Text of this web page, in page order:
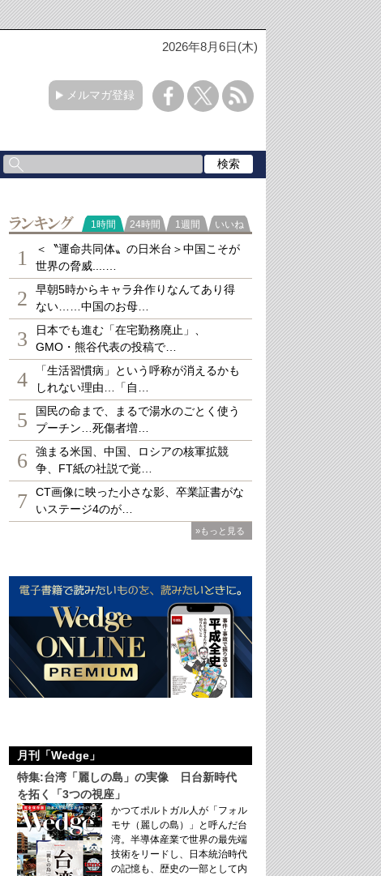
2026年8月6日(木)
メルマガ登録
ランキング
1時間 24時間 1週間 いいね
1
＜〝運命共同体〟の日米台＞中国こそが
世界の脅威....…
2
早朝5時からキャラ弁作りなんてあり得
ない……中国のお母…
3
日本でも進む「在宅勤務廃止」、
GMO・熊谷代表の投稿で…
4
「生活習慣病」という呼称が消えるかも
しれない理由…「自…
5
国民の命まで、まるで湯水のごとく使う
プーチン…死傷者増…
6
強まる米国、中国、ロシアの核軍拡競
争、FT紙の社説で覚…
7
CT画像に映った小さな影、卒業証書がな
いステージ4のが…
»もっと見る
月刊「Wedge」
特集:台湾「麗しの島」の実像 日台新時代
を拓く「3つの視座」
かつてポルトガル人が「フォル
モサ（麗しの島）」と呼んだ台
湾。半導体産業で世界の最先端
技術をリードし、日本統治時代
の記憶も、歴史の一部として内